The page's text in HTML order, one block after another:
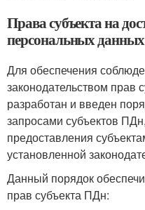
Права субъекта на
персональных данных
Для обеспечения
законодательством прав
разработан и введен
запросами субъектов
предоставления
установленной
Данный порядок
прав субъекта ПДн: